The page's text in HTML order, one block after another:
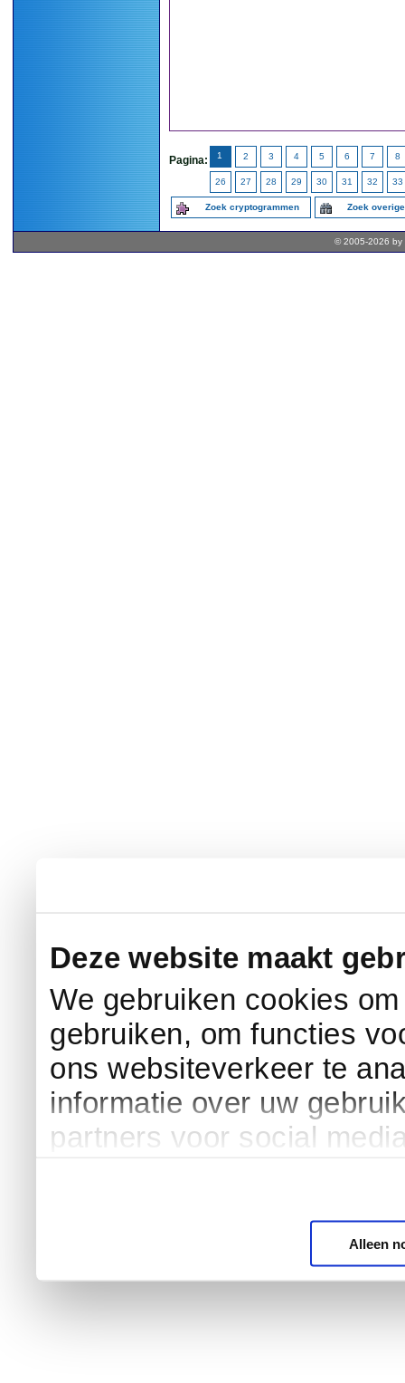
Deze website maakt
We gebruiken cookies
gebruiken, om functies
ons websiteverkeer te
informatie over uw
partners voor social
Alleen
Pagina: 1 2 3 4 5 6 7 8
26 27 28 29 30 31 32 33
Zoek cryptogrammen Zoek
© 2005-2026 by